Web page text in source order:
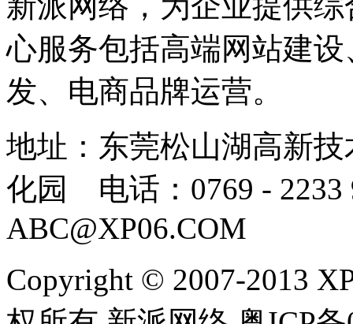
心服务包括高端网站建
发、电商品牌运营。
地址：东莞松山湖高新
化园 电话：0769 -
ABC@XP06.COM
Copyright © 2007-2013